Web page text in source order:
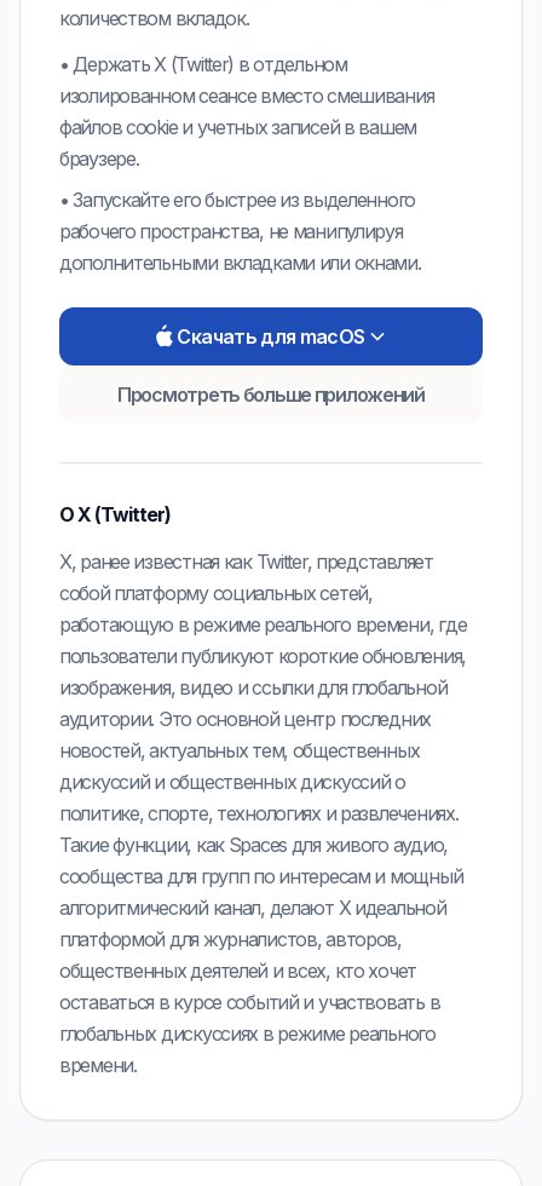
количеством вкладок.
•ДержатьX (Twitter) в отдельном
изолированном сеансе вместо смешивания
файлов cookie и учетных записей в вашем
браузере.
•Запускайте его быстрее из выделенного
рабочего пространства, не манипулируя
дополнительными вкладками или окнами.
Скачать для macOS
Просмотреть больше приложений
ОX (Twitter)
X, ранее известная как Twitter, представляет
собой платформу социальных сетей,
работающую в режиме реального времени, где
пользователи публикуют короткие обновления,
изображения, видео и ссылки для глобальной
аудитории. Это основной центр последних
новостей, актуальных тем, общественных
дискуссий и общественных дискуссий о
политике, спорте, технологиях и развлечениях.
Такие функции, как Spaces для живого аудио,
сообщества для групп по интересам и мощный
алгоритмический канал, делают X идеальной
платформой для журналистов, авторов,
общественных деятелей и всех, кто хочет
оставаться в курсе событий и участвовать в
глобальных дискуссиях в режиме реального
времени.